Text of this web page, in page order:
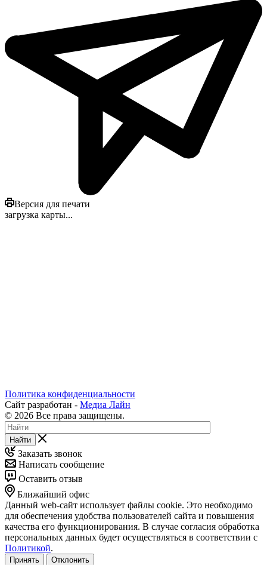
Версия для печати
загрузка карты...
Политика конфиденциальности
Сайт разработан - Медиа Лайн
© 2026 Все права защищены.
Найти
Заказать звонок
Написать сообщение
Оставить отзыв
Ближайший офис
Данный web-сайт использует файлы cookie. Это необходимо
для обеспечения удобства пользователей сайта и повышения
качества его функционирования. В случае согласия обработка
персональных данных будет осуществляться в соответствии с
Политикой.
Принять Отклонить